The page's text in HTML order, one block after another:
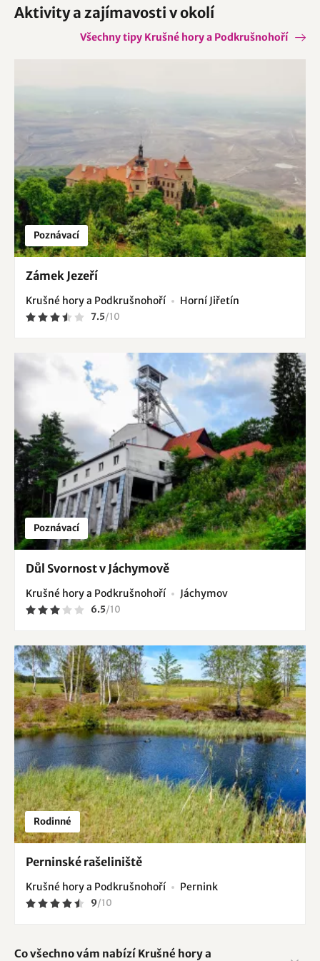
Aktivity a zajímavosti v okolí
Všechny tipy Krušné hory a Podkrušnohoří
Poznávací
Zámek Jezeří
Krušné hory a Podkrušnohoří Horní Jiřetín
7.5/10
Poznávací
Důl Svornost v Jáchymově
Krušné hory a Podkrušnohoří Jáchymov
6.5/10
Rodinné
Perninské rašeliniště
Krušné hory a Podkrušnohoří Pernink
9/10
Co všechno vám nabízí Krušné hory a